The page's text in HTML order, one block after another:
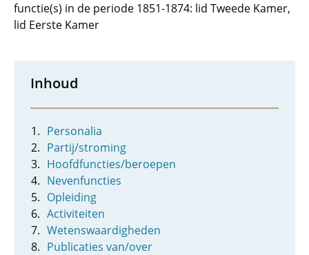
functie(s) in de periode 1851-1874: lid Tweede Kamer,
lid Eerste Kamer
Inhoud
Personalia
Partij/stroming
Hoofdfuncties/beroepen
Nevenfuncties
Opleiding
Activiteiten
Wetenswaardigheden
Publicaties van/over